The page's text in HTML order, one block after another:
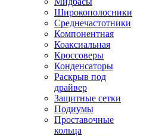
Широкополосники
Среднечастотники
Компонентная
Коаксиальная
Кроссоверы
Конденсаторы
Раскрыв под
драйвер
Защитные сетки
Подиумы
Проставочные
кольца